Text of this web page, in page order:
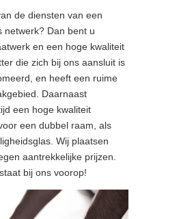
de diensten van een
netwerk? Dan bent u
en een hoge kwaliteit
die zich bij ons aansluit is
en heeft een ruime
Daarnaast
een hoge kwaliteit
een dubbel raam, als
Wij plaatsen
aantrekkelijke prijzen.
bij ons voorop!